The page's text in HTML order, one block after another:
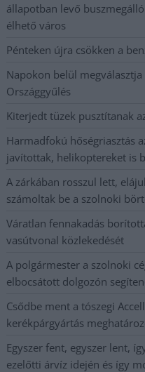
állapotban levő
élhető város
Pénteken újra csökken a
Napokon belül
Országgyűlés
Kiterjedt tüzek pusztítanak
Harmadfokú hőségriasztás
javítottak, helikoptereket is
A zárkában rosszul lett,
számoltak be a szolnoki
Váratlan fennakadás
vasútvonal közlekedését
A polgármester a szolnoki
elbocsátott dolgozón
Csődbe ment a tószegi
kerékpárgyártás
Egyszer fent, egyszer lent,
ezelőtti árvíz idején és így